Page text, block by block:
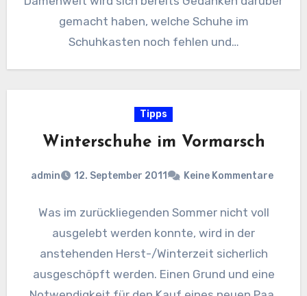
gemacht haben, welche Schuhe im
Schuhkasten noch fehlen und…
Tipps
Winterschuhe im Vormarsch
admin 12. September 2011 Keine Kommentare
Was im zurückliegenden Sommer nicht voll
ausgelebt werden konnte, wird in der
anstehenden Herst-/Winterzeit sicherlich
ausgeschöpft werden. Einen Grund und eine